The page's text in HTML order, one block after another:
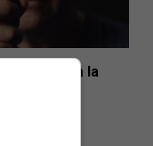
Du théâtre à la
de Michel